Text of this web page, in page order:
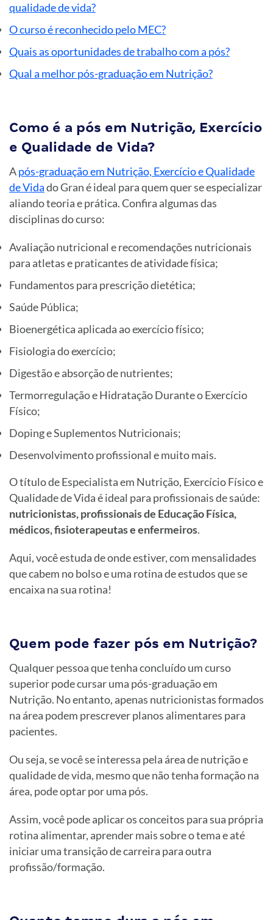
qualidade de vida?
O curso é reconhecido pelo MEC?
Quais as oportunidades de trabalho com a pós?
Qual a melhor pós-graduação em Nutrição?
Como é a pós em Nutrição, Exercício
e Qualidade de Vida?
Após-graduação em Nutrição, Exercício e Qualidade
de Vidado Gran é ideal para quem quer se especializar
aliando teoria e prática. Confira algumas das
disciplinas do curso:
Avaliação nutricional e recomendações nutricionais
para atletas e praticantes de atividade física;
Fundamentos para prescrição dietética;
Saúde Pública;
Bioenergética aplicada ao exercício físico;
Fisiologia do exercício;
Digestão e absorção de nutrientes;
Termorregulação e Hidratação Durante o Exercício
Físico;
Doping e Suplementos Nutricionais;
Desenvolvimento profissional e muito mais.
O título de Especialista em Nutrição, Exercício Físico e
Qualidade de Vida é ideal para profissionais de saúde:
nutricionistas, profissionais de Educação Física,
médicos, fisioterapeutas e enfermeiros.
Aqui, você estuda de onde estiver, com mensalidades
que cabem no bolso e uma rotina de estudos que se
encaixa na sua rotina!
Quem pode fazer pós em Nutrição?
Qualquer pessoa que tenha concluído um curso
superior pode cursar uma pós-graduação em
Nutrição. No entanto, apenas nutricionistas formados
na área podem prescrever planos alimentares para
pacientes.
Ou seja, se você se interessa pela área de nutrição e
qualidade de vida, mesmo que não tenha formação na
área, pode optar por uma pós.
Assim, você pode aplicar os conceitos para sua própria
rotina alimentar, aprender mais sobre o tema e até
iniciar uma transição de carreira para outra
profissão/formação.